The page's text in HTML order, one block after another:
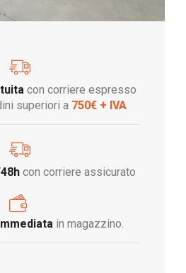
con corriere espresso
superiori a 750€ + IVA
con corriere assicurato
in magazzino.